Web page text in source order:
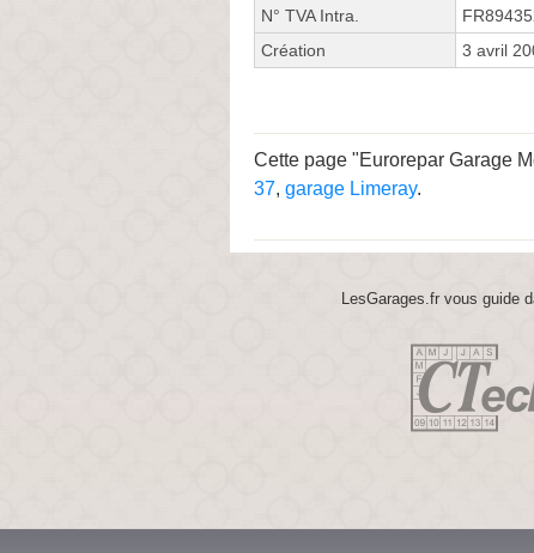
N° TVA Intra.
Création
3 avril
Cette page "Eurorepar Garage
37, garage Limeray.
LesGarages.fr vous guide